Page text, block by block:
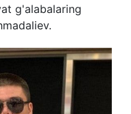
g'alabalaring